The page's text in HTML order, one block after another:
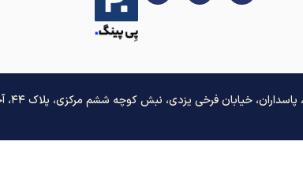
خیابان فرخی یزدی، نبش کوچه ششم مرکزی، پلاک ۴۴، آجیل و خشکبار بابات